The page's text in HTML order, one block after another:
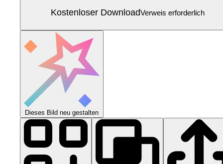
Kostenloser DownloadVerweis erforderlich
Dieses Bild neu gestalten